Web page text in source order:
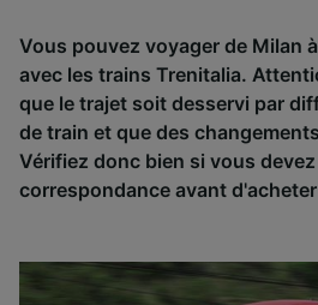
Vous pouvez voyager de Milan
avec les trains Trenitalia.
que le trajet soit desservi par
de train et que des
Vérifiez donc bien si vous
correspondance avant